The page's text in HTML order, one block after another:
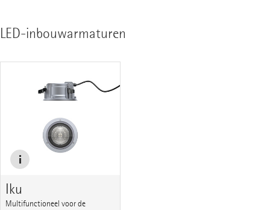
LED-inbouwarmaturen
Iku
Multifunctioneel voor de